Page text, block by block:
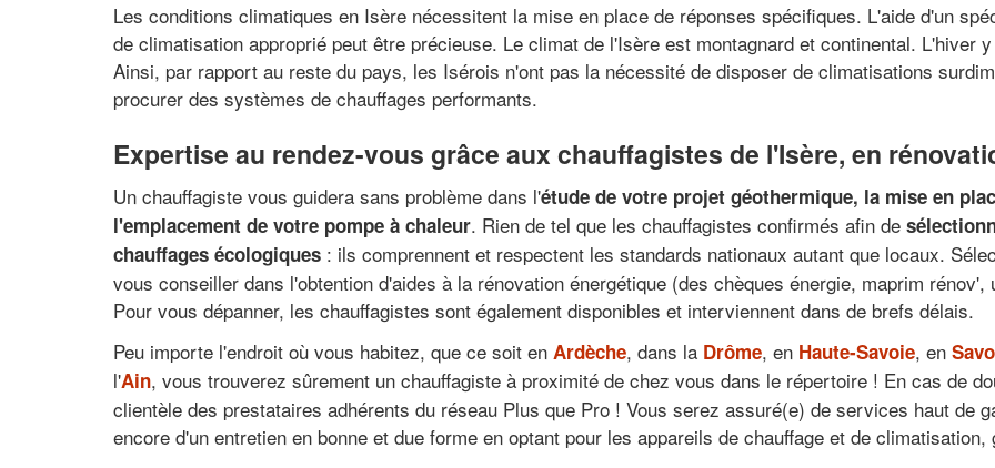
Les conditions climatiques en Isère nécessitent la mise en place de réponses spécifiques. L'aide d'un
de climatisation approprié peut être précieuse. Le climat de l'Isère est montagnard et continental. L'hiver
Ainsi, par rapport au reste du pays, les Isérois n'ont pas la nécessité de disposer de climatisations
procurer des systèmes de chauffages performants.
Expertise au rendez-vous grâce aux chauffagistes de l'Isère, en
Un chauffagiste vous guidera sans problème dans l'étude de votre projet géothermique, la mise en
l'emplacement de votre pompe à chaleur. Rien de tel que les chauffagistes confirmés afin de
chauffages écologiques : ils comprennent et respectent les standards nationaux autant que locaux.
vous conseiller dans l'obtention d'aides à la rénovation énergétique (des chèques énergie, maprim
Pour vous dépanner, les chauffagistes sont également disponibles et interviennent dans de brefs délais.
Peu importe l'endroit où vous habitez, que ce soit en Ardèche, dans la Drôme, en Haute-Savoie, en
l'Ain, vous trouverez sûrement un chauffagiste à proximité de chez vous dans le répertoire ! En cas de
clientèle des prestataires adhérents du réseau Plus que Pro ! Vous serez assuré(e) de services haut de
encore d'un entretien en bonne et due forme en optant pour les appareils de chauffage et de